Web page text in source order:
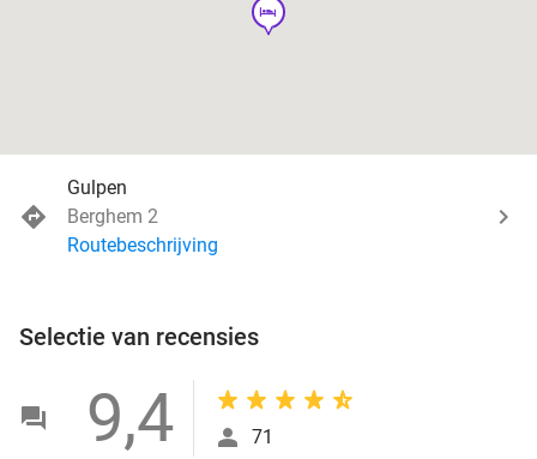
hotel
Gulpen
Berghem 2
Routebeschrijving
Selectie van recensies
9,4 71